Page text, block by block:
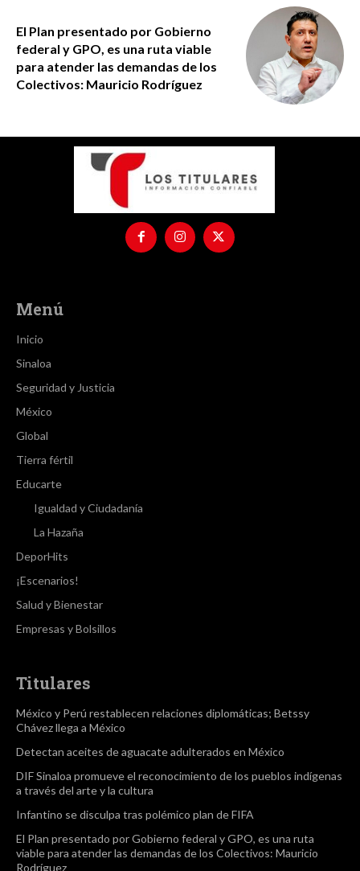
El Plan presentado por Gobierno
federal y GPO, es una ruta viable
para atender las demandas de los
Colectivos: Mauricio Rodríguez
Menú
Inicio
Sinaloa
Seguridad y Justicia
México
Global
Tierra fértil
Educarte
Igualdad y Ciudadanía
La Hazaña
DeporHits
¡Escenarios!
Salud y Bienestar
Empresas y Bolsillos
Titulares
México y Perú restablecen relaciones diplomáticas; Betssy
Chávez llega a México
Detectan aceites de aguacate adulterados en México
DIF Sinaloa promueve el reconocimiento de los pueblos indígenas
a través del arte y la cultura
Infantino se disculpa tras polémico plan de FIFA
El Plan presentado por Gobierno federal y GPO, es una ruta
viable para atender las demandas de los Colectivos: Mauricio
Rodríguez